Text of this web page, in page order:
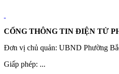
CỔNG THÔNG TIN ĐIỆN TỬ
Đơn vị chủ quản: UBND Phường
Giấp phép: ...